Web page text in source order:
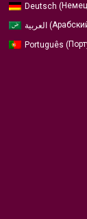
Deutsch (
العربية (
Português (